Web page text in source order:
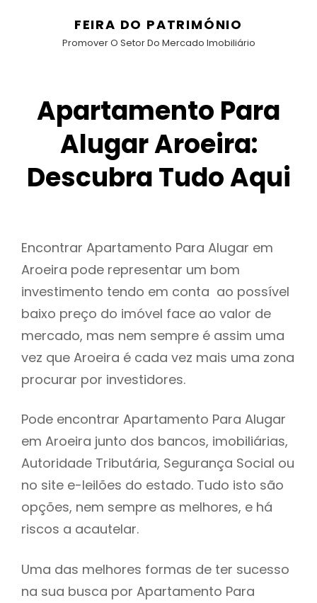
FEIRA DO PATRIMÓNIO
Promover O Setor Do Mercado Imobiliário
Apartamento Para
Alugar Aroeira:
Descubra Tudo Aqui
Encontrar Apartamento Para Alugar em
Aroeira pode representar um bom
investimento tendo em conta ao possível
baixo preço do imóvel face ao valor de
mercado, mas nem sempre é assim uma
vez que Aroeira é cada vez mais uma zona
procurar por investidores.
Pode encontrar Apartamento Para Alugar
em Aroeira junto dos bancos, imobiliárias,
Autoridade Tributária, Segurança Social ou
no site e-leilões do estado. Tudo isto são
opções, nem sempre as melhores, e há
riscos a acautelar.
Uma das melhores formas de ter sucesso
na sua busca por Apartamento Para